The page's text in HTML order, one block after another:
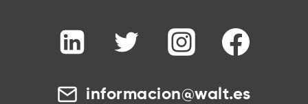
informacion@walt.es